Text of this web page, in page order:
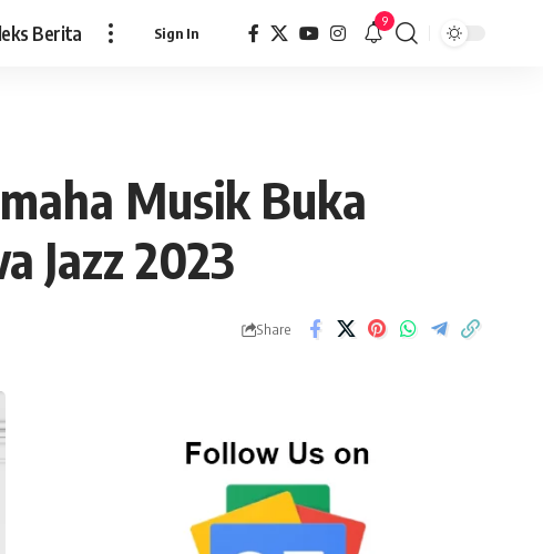
Berita Sign In
9
Musik Buka
Jazz 2023
Share